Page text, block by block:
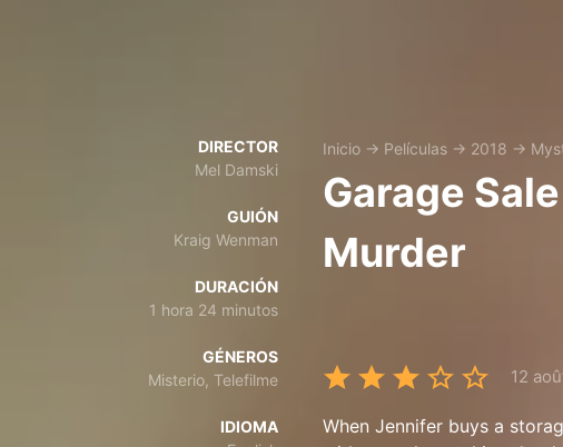
DIRECTOR
Mel Damski
GUIÓN
Kraig Wenman
DURACIÓN
1 hora 24 minutos
GÉNEROS
Misterio, Telefilme
IDIOMA
Inicio → Películas → 2018 →
Garage
Murder
12
When Jennifer buys a